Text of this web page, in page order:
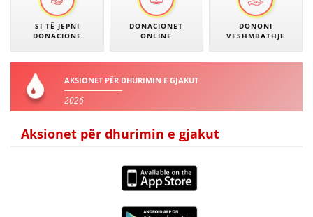
SI TË JEPNI
DONACIONE
DONACIONET
ONLINE
DONONI
VESHMBATHJE
AKSIONET PËR DHURIMIN E GJAKUT
2026
Aksionet për dhurimin e gjakut